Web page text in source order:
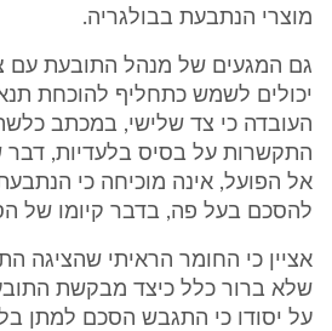
מוצרי הנתבעת בבולגריה.
גם המגעים של מנהל התובעת עם
יכולים לשמש כתחליף להוכחת
העובדה כי צד שלישי, במכתב
התקשרות על בסיס בלעדיות, דבר
אל הפועל, אינה מוכיחה כי
להסכם בעל פה, בדבר קיומו של
אציין כי החומר הראיתי שהציגה
שלא ברור כלל כיצד מבקשת
על יסודו כי התגבש הסכם למתן